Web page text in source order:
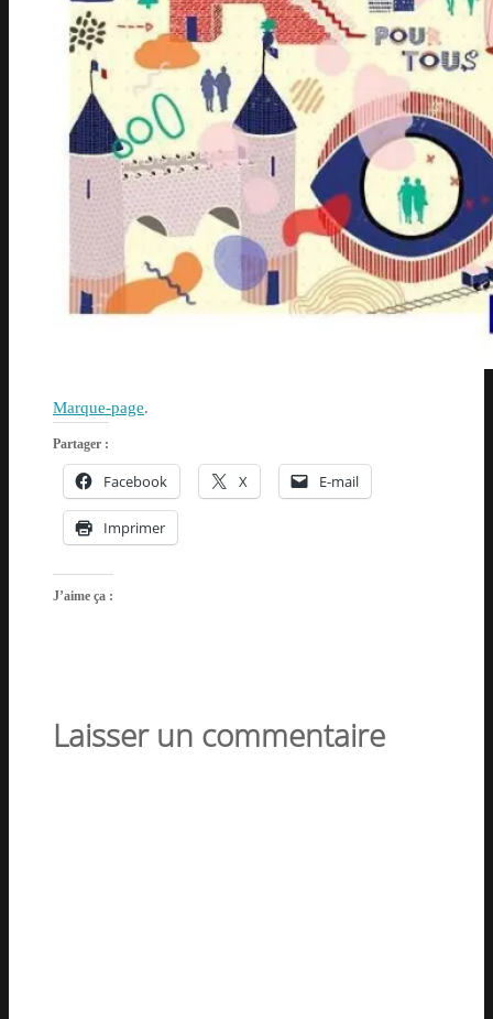
Marque-page.
Partager :
Facebook X E-mail
Imprimer
J’aime ça :
Laisser un commentaire